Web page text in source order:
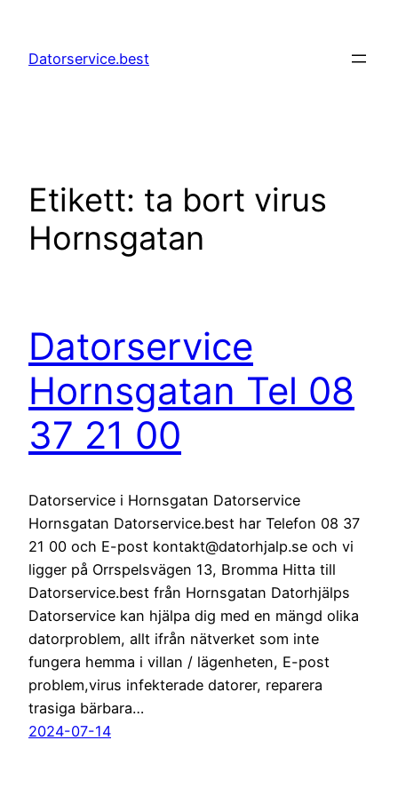
innehåll
Datorservice.best
Etikett: ta bort virus
Hornsgatan
Datorservice
Hornsgatan Tel 08
37 21 00
Datorservice i Hornsgatan Datorservice
Hornsgatan Datorservice.best har Telefon 08 37
21 00 och E-post kontakt@datorhjalp.se och vi
ligger på Orrspelsvägen 13, Bromma Hitta till
Datorservice.best från Hornsgatan Datorhjälps
Datorservice kan hjälpa dig med en mängd olika
datorproblem, allt ifrån nätverket som inte
fungera hemma i villan / lägenheten, E-post
problem,virus infekterade datorer, reparera
trasiga bärbara…
2024-07-14